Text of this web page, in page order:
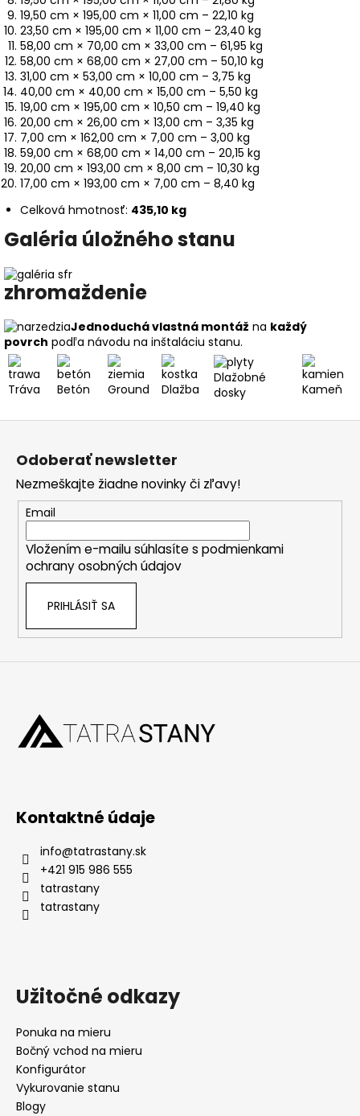
19,50 cm × 195,00 cm × 11,00 cm – 22,10 kg
23,50 cm × 195,00 cm × 11,00 cm – 23,40 kg
58,00 cm × 70,00 cm × 33,00 cm – 61,95 kg
58,00 cm × 68,00 cm × 27,00 cm – 50,10 kg
31,00 cm × 53,00 cm × 10,00 cm – 3,75 kg
40,00 cm × 40,00 cm × 15,00 cm – 5,50 kg
19,00 cm × 195,00 cm × 10,50 cm – 19,40 kg
20,00 cm × 26,00 cm × 13,00 cm – 3,35 kg
7,00 cm × 162,00 cm × 7,00 cm – 3,00 kg
59,00 cm × 68,00 cm × 14,00 cm – 20,15 kg
20,00 cm × 193,00 cm × 8,00 cm – 10,30 kg
17,00 cm × 193,00 cm × 7,00 cm – 8,40 kg
Celková hmotnosť: 435,10 kg
Galéria úložného stanu
zhromaždenie
Jednoduchá vlastná montáž na každý
povrch podľa návodu na inštaláciu stanu.
Tráva Betón Ground Dlažba
Dlažobné
dosky
Kameň
Z
Odoberať newsletter
Nezmeškajte žiadne novinky či zľavy!
Email
Vložením e-mailu súhlasíte s podmienkami
ochrany osobných údajov
PRIHLÁSIŤ SA
Kontaktné údaje
info@tatrastany.sk
+421 915 986 555
tatrastany
tatrastany
Užitočné odkazy
Ponuka na mieru
Bočný vchod na mieru
Konfigurátor
Vykurovanie stanu
Blogy